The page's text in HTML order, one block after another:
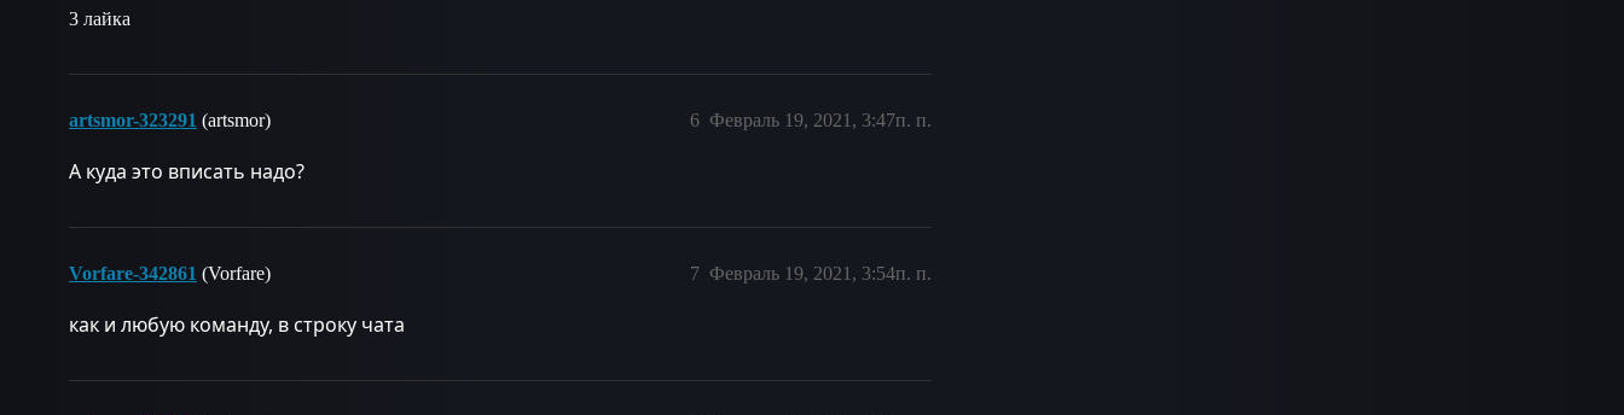
3 лайка
artsmor-323291 (artsmor) Февраль 19, 2021, 3:47п. п.
6
А куда это вписать надо?
Vorfare-342861 (Vorfare) Февраль 19, 2021, 3:54п. п.
7
как и любую команду, в строку чата